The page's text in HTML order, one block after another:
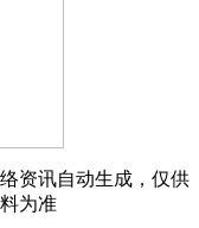
资讯自动生成，仅供
为准